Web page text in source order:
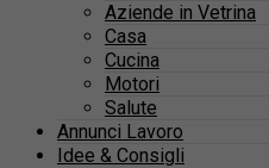
Aziende in Vetrina
Casa
Cucina
Motori
Salute
Annunci Lavoro
Idee & Consigli